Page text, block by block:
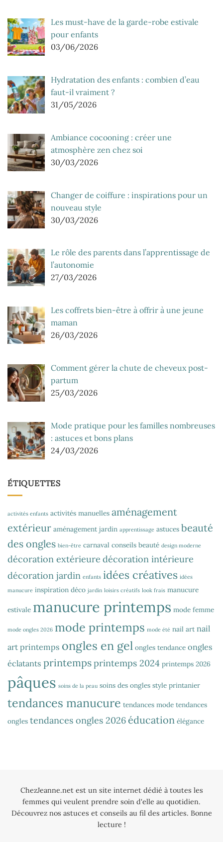
Les must-have de la garde-robe estivale
pour enfants
03/06/2026
Hydratation des enfants : combien d’eau
faut-il vraiment ?
31/05/2026
Ambiance cocooning : créer une
atmosphère zen chez soi
30/03/2026
Changer de coiffure : inspirations pour un
nouveau style
30/03/2026
Le rôle des parents dans l’apprentissage de
l’autonomie
27/03/2026
Les coffrets bien-être à offrir à une jeune
maman
26/03/2026
Comment gérer la chute de cheveux post-
partum
25/03/2026
Mode pratique pour les familles nombreuses
: astuces et bons plans
24/03/2026
ÉTIQUETTES
activités enfants activités manuelles aménagement
extérieur aménagement jardin apprentissage astuces beauté
des ongles bien-être carnaval conseils beauté design moderne
décoration extérieure décoration intérieure
décoration jardin enfants idées créatives idées
manucure inspiration déco jardin loisirs créatifs look frais manucure
estivale manucure printemps mode femme
mode ongles 2026 mode printemps mode été nail art nail
art printemps ongles en gel ongles tendance ongles
éclatants printempsprintemps 2024 printemps 2026
pâques soins de la peau soins des ongles style printanier
tendances manucure tendances mode tendances
ongles tendances ongles 2026 éducation élégance
ChezJeanne.net est un site internet dédié à toutes les
femmes qui veulent prendre soin d'elle au quotidien.
Découvrez nos astuces et conseils au fil des articles. Bonne
lecture !